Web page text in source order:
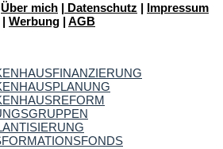
Über mich | Datenschutz | Impressum
| Werbung | AGB